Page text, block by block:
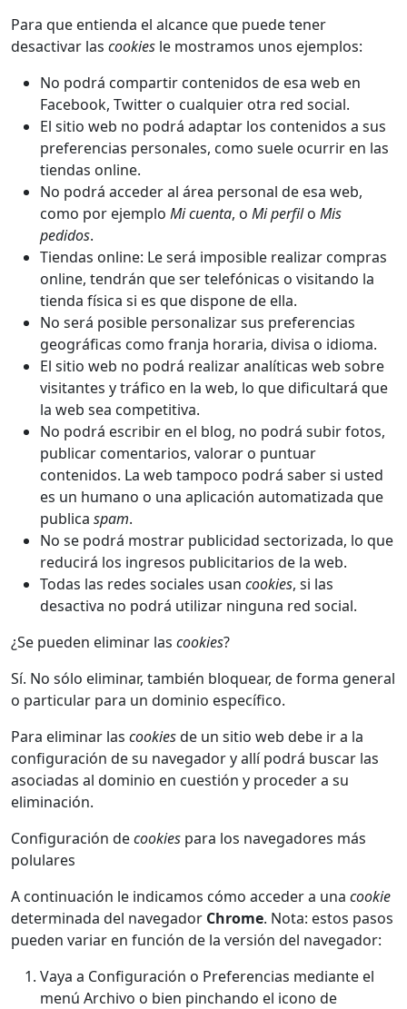
Para que entienda el alcance que puede tener
desactivar las cookies le mostramos unos ejemplos:
No podrá compartir contenidos de esa web en
Facebook, Twitter o cualquier otra red social.
El sitio web no podrá adaptar los contenidos a sus
preferencias personales, como suele ocurrir en las
tiendas online.
No podrá acceder al área personal de esa web,
como por ejemplo Mi cuenta, o Mi perfilo Mis
pedidos.
Tiendas online: Le será imposible realizar compras
online, tendrán que ser telefónicas o visitando la
tienda física si es que dispone de ella.
No será posible personalizar sus preferencias
geográficas como franja horaria, divisa o idioma.
El sitio web no podrá realizar analíticas web sobre
visitantes y tráfico en la web, lo que dificultará que
la web sea competitiva.
No podrá escribir en el blog, no podrá subir fotos,
publicar comentarios, valorar o puntuar
contenidos. La web tampoco podrá saber si usted
es un humano o una aplicación automatizada que
publica spam.
No se podrá mostrar publicidad sectorizada, lo que
reducirá los ingresos publicitarios de la web.
Todas las redes sociales usan cookies, si las
desactiva no podrá utilizar ninguna red social.
¿Se pueden eliminar las cookies?
Sí. No sólo eliminar, también bloquear, de forma general
o particular para un dominio específico.
Para eliminar las cookiesde un sitio web debe ir a la
configuración de su navegador y allí podrá buscar las
asociadas al dominio en cuestión y proceder a su
eliminación.
Configuración decookies para los navegadores más
polulares
A continuación le indicamos cómo acceder a una cookie
determinada del navegador Chrome. Nota: estos pasos
pueden variar en función de la versión del navegador:
Vaya a Configuración o Preferencias mediante el
menú Archivo o bien pinchando el icono de